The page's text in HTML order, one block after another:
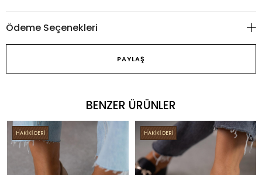
Ödeme Seçenekleri
PAYLAŞ
BENZER ÜRÜNLER
HAKİKİ DERİ HAKİKİ DERİ